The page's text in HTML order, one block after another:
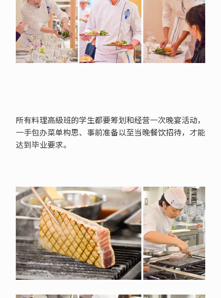
所有料理高級班的学生都要筹划和经营一次晚宴活动，
一手包办菜单构思、事前准备以至当晚餐饮招待，才能
达到毕业要求。